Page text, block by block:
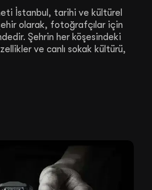
İstanbul, tarihi ve kültürel
olarak, fotoğrafçılar için
Şehrin her köşesindeki
ve canlı sokak kültürü,